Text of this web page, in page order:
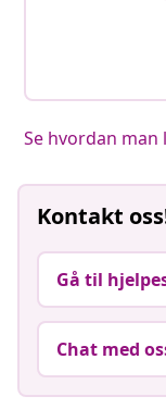
Se hvordan
Kontakt
Gå til
Chat med